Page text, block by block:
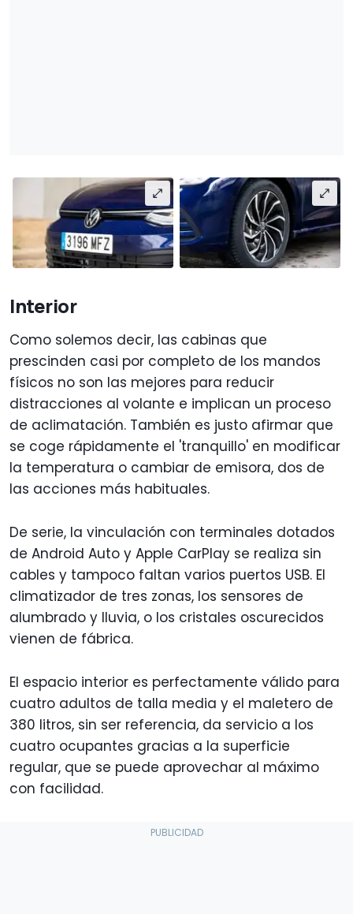
Interior
Como solemos decir, las cabinas que
prescinden casi por completo de los mandos
físicos no son las mejores para reducir
distracciones al volante e implican un proceso
de aclimatación. También es justo afirmar que
se coge rápidamente el 'tranquillo' en modificar
la temperatura o cambiar de emisora, dos de
las acciones más habituales.
De serie, la vinculación con terminales dotados
de Android Auto y Apple CarPlay se realiza sin
cables y tampoco faltan varios puertos USB. El
climatizador de tres zonas, los sensores de
alumbrado y lluvia, o los cristales oscurecidos
vienen de fábrica.
El espacio interior es perfectamente válido para
cuatro adultos de talla media y el maletero de
380 litros, sin ser referencia, da servicio a los
cuatro ocupantes gracias a la superficie
regular, que se puede aprovechar al máximo
con facilidad.